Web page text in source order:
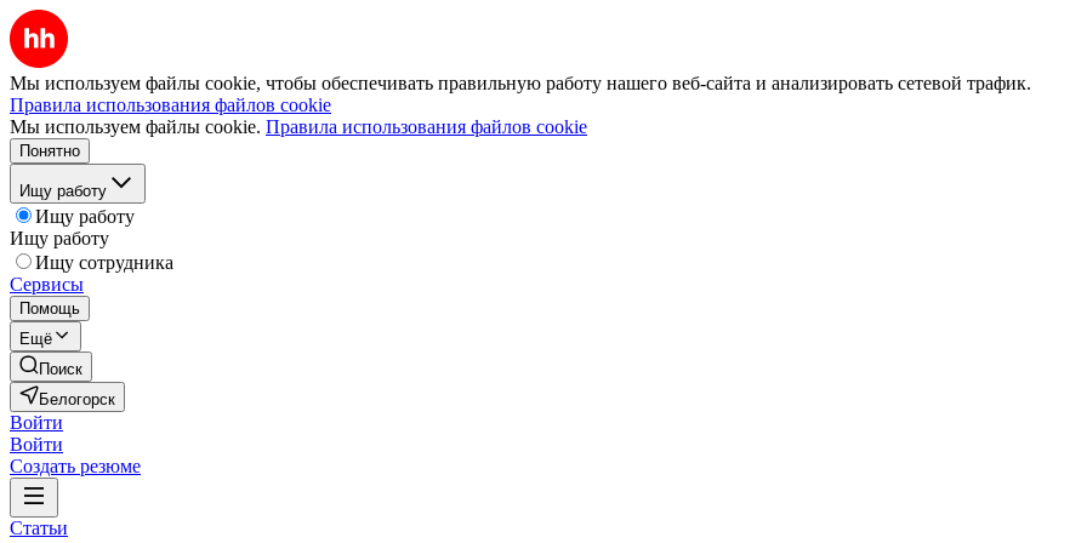
Мы используем файлы cookie, чтобы обеспечивать правильную работу нашего веб-сайта и анализировать сетевой трафик.
Правила использования файлов cookie
Мы используем файлы cookie. Правила использования файлов cookie
Понятно
Ищу работу
Ищу работу
Ищу работу
Ищу сотрудника
Сервисы
Помощь
Ещё
Поиск
Белогорск
Войти
Войти
Создать резюме
Статьи